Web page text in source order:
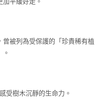
被列為受保護的「珍貴稀有植
。
受樹木沉靜的生命力。